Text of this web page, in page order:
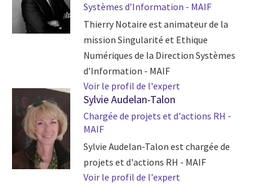
Systèmes d’Information - MAIF
Thierry Notaire est animateur de la
mission Singularité et Ethique
Numériques de la Direction Systèmes
d’Information - MAIF
Voir le profil de l'expert
Sylvie Audelan-Talon
Chargée de projets et d'actions RH -
MAIF
Sylvie Audelan-Talon est chargée de
projets et d'actions RH - MAIF
Voir le profil de l'expert